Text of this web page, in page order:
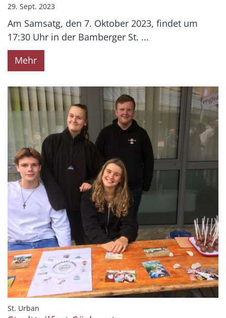
29. Sept. 2023
Am Samsatg, den 7. Oktober 2023, findet um
17:30 Uhr in der Bamberger St. ...
Mehr
St. Urban